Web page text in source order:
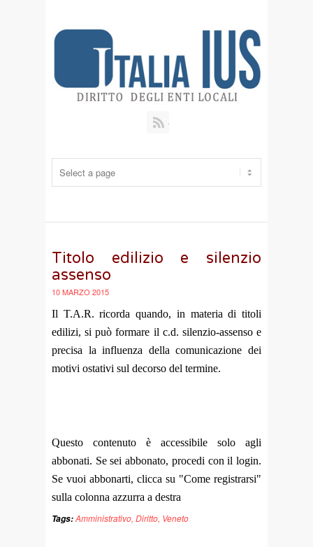
Titolo edilizio e silenzio
assenso
10 MARZO 2015
Il T.A.R. ricorda quando, in materia di titoli
edilizi, si può formare il c.d. silenzio-assenso e
precisa la influenza della comunicazione dei
motivi ostativi sul decorso del termine.
Questo contenuto è accessibile solo agli
abbonati. Se sei abbonato, procedi con il login.
Se vuoi abbonarti, clicca su "Come registrarsi"
sulla colonna azzurra a destra
Tags:Amministrativo, Diritto, Veneto